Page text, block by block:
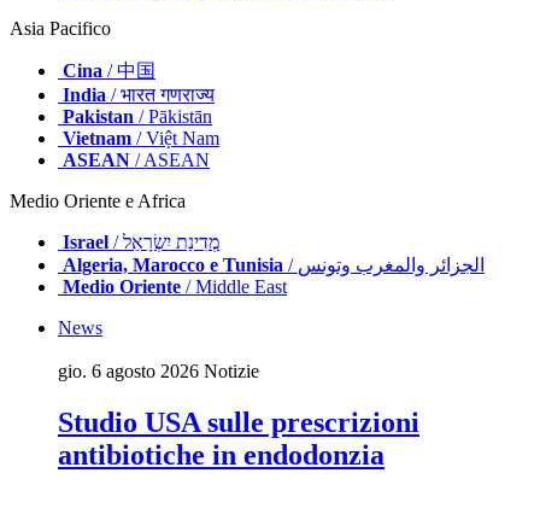
Asia Pacifico
Cina / 中国
India / भारत गणराज्य
Pakistan / Pākistān
Vietnam / Việt Nam
ASEAN / ASEAN
Medio Oriente e Africa
Israel
/ מְדִינַת יִשְׂרָאֵל
Algeria, Marocco e Tunisia
/ الجزائر والمغرب وتونس
Medio Oriente / Middle East
News
gio. 6 agosto 2026 Notizie
Studio USA sulle prescrizioni
antibiotiche in endodonzia